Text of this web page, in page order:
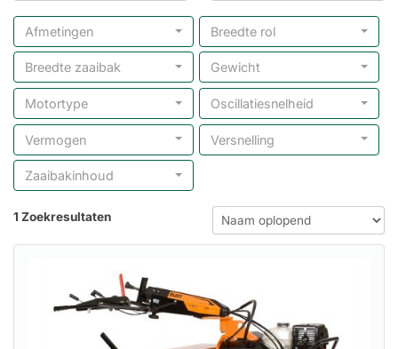
Afmetingen Breedte rol
Breedte zaaibak Gewicht
Motortype Oscillatiesnelheid
Vermogen Versnelling
Zaaibakinhoud
1 Zoekresultaten